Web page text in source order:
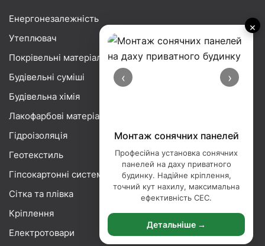
×
‹ ›
Монтаж сонячних панелей
Професійна установка сонячних
панелей на даху приватного
будинку. Надійне кріплення,
точний кут нахилу, максимальна
ефективність СЕС.
Детальніше →
Енергонезалежність
Утеплювач
Покрівельні матеріали
Будівельні суміші
Будівельна хімія
Лакофарбові матеріали
Гідроізоляція
Геотекстиль
Гіпсокартонні системи
Сітка та плівка
Кріплення
Електротовари